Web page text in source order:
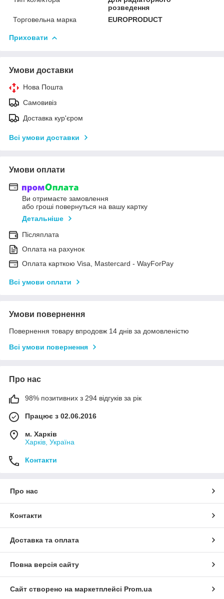
розведення
Торговельна марка
EUROPRODUCT
Приховати
Умови доставки
Нова Пошта
Самовивіз
Доставка кур'єром
Всі умови доставки
Умови оплати
Ви отримаєте замовлення
або гроші повернуться на вашу картку
Детальніше
Післяплата
Оплата на рахунок
Оплата карткою Visa, Mastercard - WayForPay
Всі умови оплати
Умови повернення
Повернення товару впродовж 14 днів за домовленістю
Всі умови повернення
Про нас
98% позитивних з 294 відгуків за рік
Працює з 02.06.2016
м. Харків
Харків, Україна
Контакти
Про нас
Контакти
Доставка та оплата
Повна версія сайту
Сайт створено на маркетплейсі Prom.ua